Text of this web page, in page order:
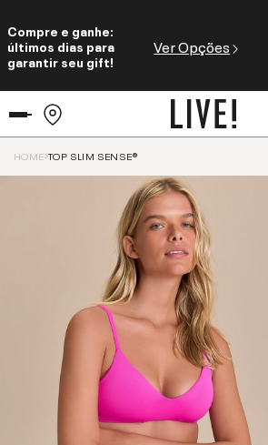
Compre e ganhe:
últimos dias para
garantir seu gift!
Ver Opções
HOME TOP SLIM SENSE®